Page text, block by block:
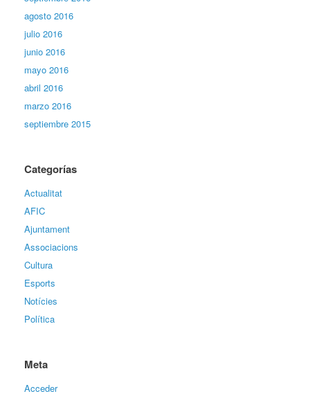
agosto 2016
julio 2016
junio 2016
mayo 2016
abril 2016
marzo 2016
septiembre 2015
Categorías
Actualitat
AFIC
Ajuntament
Associacions
Cultura
Esports
Notícies
Política
Meta
Acceder